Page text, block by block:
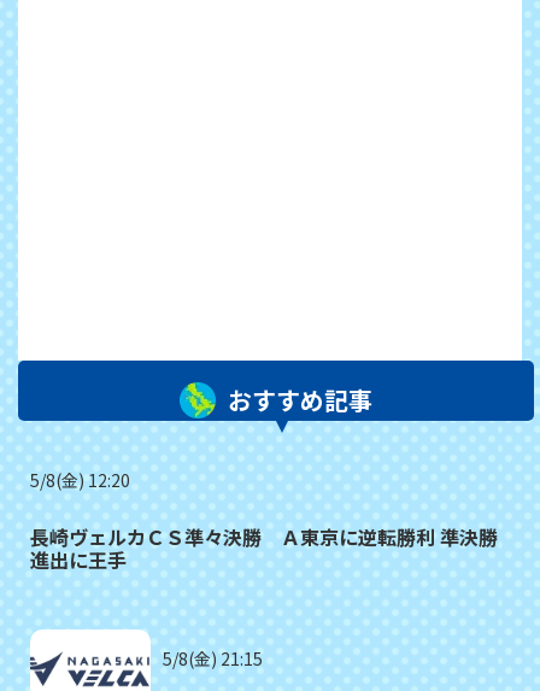
おすすめ記事
5/8(金) 12:20
長崎ヴェルカＣＳ準々決勝 Ａ東京に逆転勝利 準決勝
進出に王手
5/8(金) 21:15